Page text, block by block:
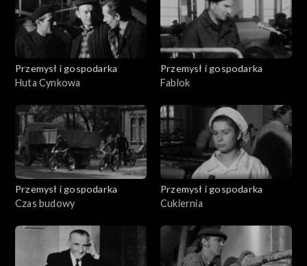
Przemysł i gospodarka
Huta Cynkowa
Przemysł i gospodarka
Fablok
Przemysł i gospodarka
Czas budowy
Przemysł i gospodarka
Cukiernia